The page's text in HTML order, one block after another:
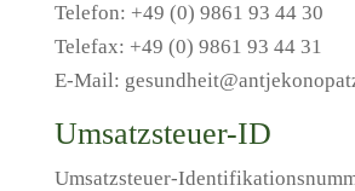
Telefon: +49 (0) 9861 93 44 30
Telefax: +49 (0) 9861 93 44 31
E-Mail:
Umsatzsteuer-ID
Umsatzsteuer-